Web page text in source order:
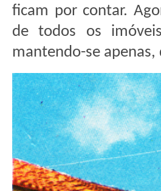
ficam por contar.
de todos os
mantendo-se apenas,